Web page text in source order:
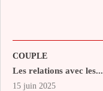
COUPLE
Les relations avec les...
15 juin 2025